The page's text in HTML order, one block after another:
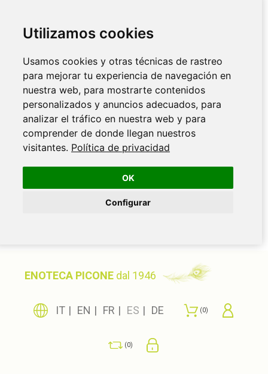
Utilizamos cookies
Usamos cookies y otras técnicas de rastreo
para mejorar tu experiencia de navegación en
nuestra web, para mostrarte contenidos
personalizados y anuncios adecuados, para
analizar el tráfico en nuestra web y para
comprender de donde llegan nuestros
visitantes. Política de privacidad
OK
Configurar
ENOTECA PICONE dal 1946
IT EN FR ES DE 0
0